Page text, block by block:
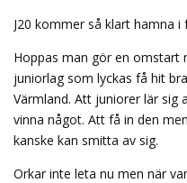
J20 kommer så klart hamna
Hoppas man gör en omstart
juniorlag som lyckas få hit
Värmland. Att juniorer lär sig
vinna något. Att få in den
kanske kan smitta av sig.
Orkar inte leta nu men när